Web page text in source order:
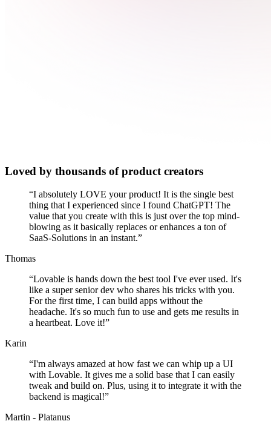
Loved by thousands of product creators
“I absolutely LOVE your product! It is the single best
thing that I experienced since I found ChatGPT! The
value that you create with this is just over the top mind-
blowing as it basically replaces or enhances a ton of
SaaS-Solutions in an instant.”
Thomas
“Lovable is hands down the best tool I've ever used. It's
like a super senior dev who shares his tricks with you.
For the first time, I can build apps without the
headache. It's so much fun to use and gets me results in
a heartbeat. Love it!”
Karin
“I'm always amazed at how fast we can whip up a UI
with Lovable. It gives me a solid base that I can easily
tweak and build on. Plus, using it to integrate it with the
backend is magical!”
Martin - Platanus